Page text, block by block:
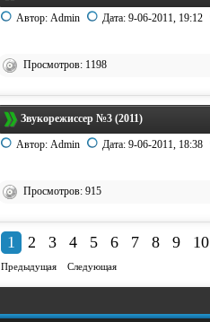
Автор:Admin Дата:9-06-2011, 19:12
Просмотров: 1198
Звукорежиссер №3 (2011)
Автор:Admin Дата:9-06-2011, 18:38
Просмотров: 915
1 2 3 4 5 6 7 8 9 10
Предыдущая Следующая